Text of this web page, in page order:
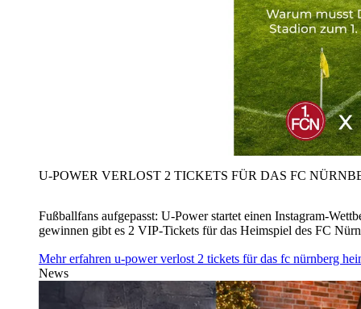
U‑POWER VERLOST 2 TICKETS FÜR DAS FC
Fußballfans aufgepasst: U‑Power startet einen Instagram-
gewinnen gibt es 2 VIP-Tickets für das Heimspiel des FC
Mehr erfahren u‑power verlost 2 tickets für das fc nürnberg
News